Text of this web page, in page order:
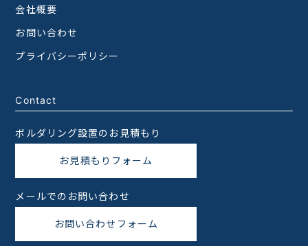
会社概要
お問い合わせ
プライバシーポリシー
Contact
ボルダリング設置のお見積もり
お見積もりフォーム
メールでのお問い合わせ
お問い合わせフォーム